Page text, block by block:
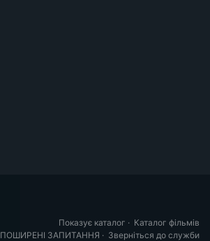
Показує каталог · Каталог фільмів
ПОШИРЕНІ ЗАПИТАННЯ · Зверніться до служби